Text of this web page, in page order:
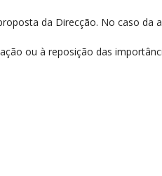
da Direcção. No caso da
ou à reposição das